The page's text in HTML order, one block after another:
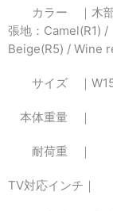
カラー ｜ 木
張地：Camel(R1)
Beige(R5) / Wine
サイズ ｜
本体重量 ｜
耐荷重 ｜
TV対応インチ｜